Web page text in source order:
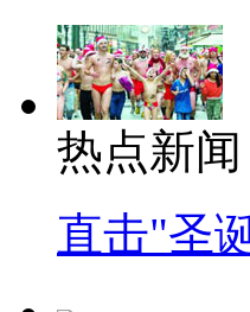
热点新闻
直击"圣